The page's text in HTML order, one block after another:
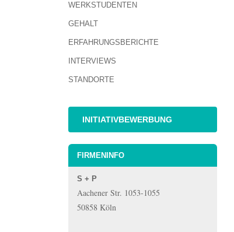
WERKSTUDENTEN
GEHALT
ERFAHRUNGSBERICHTE
INTERVIEWS
STANDORTE
INITIATIVBEWERBUNG
FIRMENINFO
S + P
Aachener Str. 1053-1055
50858 Köln